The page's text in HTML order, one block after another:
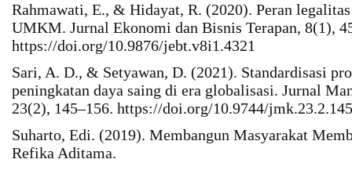
Rahmawati, E., & Hidayat, R. (2020). Peran legalitas
UMKM. Jurnal Ekonomi dan Bisnis Terapan, 8(1),
https://doi.org/10.9876/jebt.v8i1.4321
Sari, A. D., & Setyawan, D. (2021). Standardisasi
peningkatan daya saing di era globalisasi. Jurnal
23(2), 145–156. https://doi.org/10.9744/
Suharto, Edi. (2019). Membangun Masyarakat
Refika Aditama.